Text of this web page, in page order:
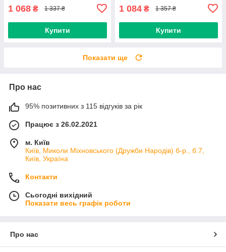
1 068 ₴ 1 337 ₴
Купити
1 084 ₴ 1 357 ₴
Купити
Показати ще
Про нас
95% позитивних з 115 відгуків за рік
Працює з 26.02.2021
м. Київ
Київ, Миколи Міхновського (Дружби Народів) б-р., б.7,
Київ, Україна
Контакти
Сьогодні вихідний
Показати весь графік роботи
Про нас